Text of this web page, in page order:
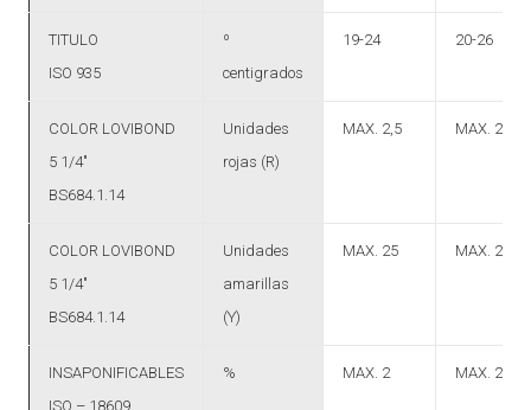
TITULO
ISO 935
º
centigrados
19-24 20-26
COLOR LOVIBOND
5 1/4″
BS684.1.14
Unidades
rojas (R)
MAX. 2,5 MAX. 2,5
COLOR LOVIBOND
5 1/4″
BS684.1.14
Unidades
amarillas
(Y)
MAX. 25 MAX. 25
INSAPONIFICABLES
ISO – 18609
% MAX. 2 MAX. 2